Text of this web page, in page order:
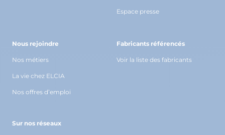
Espace presse
Nous rejoindre
Nos métiers
La vie chez ELCIA
Nos offres d’emploi
Fabricants référencés
Voir la liste des fabricants
Sur nos réseaux